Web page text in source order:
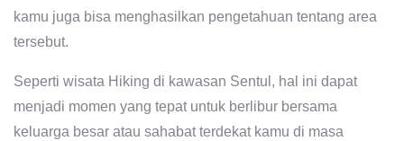
kamu juga bisa menghasilkan pengetahuan tentang area
tersebut.
Seperti wisata Hiking di kawasan Sentul, hal ini dapat
menjadi momen yang tepat untuk berlibur bersama
keluarga besar atau sahabat terdekat kamu di masa